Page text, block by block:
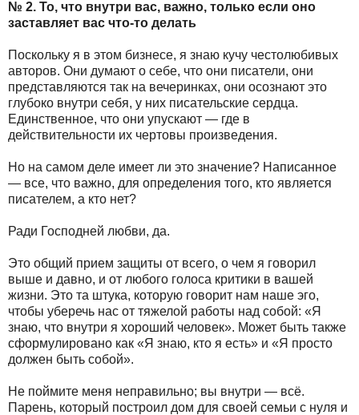
№ 2. То, что внутри вас, важно, только если оно
заставляет вас что-то делать
Поскольку я в этом бизнесе, я знаю кучу честолюбивых
авторов. Они думают о себе, что они писатели, они
представляются так на вечеринках, они осознают это
глубоко внутри себя, у них писательские сердца.
Единственное, что они упускают — где в
действительности их чертовы произведения.
Но на самом деле имеет ли это значение? Написанное
— все, что важно, для определения того, кто является
писателем, а кто нет?
Ради Господней любви, да.
Это общий прием защиты от всего, о чем я говорил
выше и давно, и от любого голоса критики в вашей
жизни. Это та штука, которую говорит нам наше эго,
чтобы уберечь нас от тяжелой работы над собой: «Я
знаю, что внутри я хороший человек». Может быть также
сформулировано как «Я знаю, кто я есть» и «Я просто
должен быть собой».
Не поймите меня неправильно; вы внутри — всё.
Парень, который построил дом для своей семьи с нуля и